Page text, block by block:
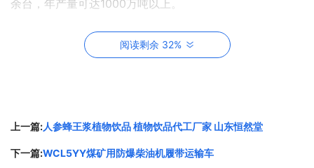
余台，年产量可达1000万吨以上。
片剂产能每年8.4亿片；
泡腾片产能每年1.2亿片；
软胶囊产能每年34亿；
阅读剩余 32%
上一篇:人参蜂王浆植物饮品 植物饮品代工厂家 山东恒然堂
下一篇:WCL5YY煤矿用防爆柴油机履带运输车